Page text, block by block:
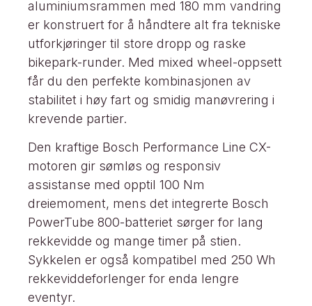
aluminiumsrammen med 180 mm vandring
er konstruert for å håndtere alt fra tekniske
utforkjøringer til store dropp og raske
bikepark-runder. Med mixed wheel-oppsett
får du den perfekte kombinasjonen av
stabilitet i høy fart og smidig manøvrering i
krevende partier.
Den kraftige Bosch Performance Line CX-
motoren gir sømløs og responsiv
assistanse med opptil 100 Nm
dreiemoment, mens det integrerte Bosch
PowerTube 800-batteriet sørger for lang
rekkevidde og mange timer på stien.
Sykkelen er også kompatibel med 250 Wh
rekkeviddeforlenger for enda lengre
eventyr.